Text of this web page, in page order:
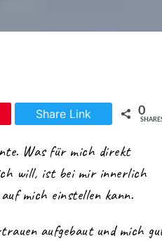
Share Link 0
Was für mich direkt
will, ist bei mir innerlich
mich einstellen kann.
aufgebaut und mich